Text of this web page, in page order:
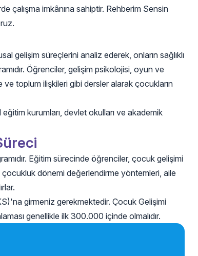
çalışma imkânına sahiptir. Rehberim Sensin
gelişim süreçlerini analiz ederek, onların sağlıklı
Öğrenciler, gelişim psikolojisi, oyun ve
toplum ilişkileri gibi dersler alarak çocukların
kurumları, devlet okulları ve akademik
Eğitim sürecinde öğrenciler, çocuk gelişimi
dönemi değerlendirme yöntemleri, aile
girmeniz gerekmektedir. Çocuk Gelişimi
genellikle ilk 300.000 içinde olmalıdır.